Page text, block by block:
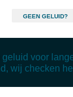
GEEN GELUID?
geluid voor
wij checken